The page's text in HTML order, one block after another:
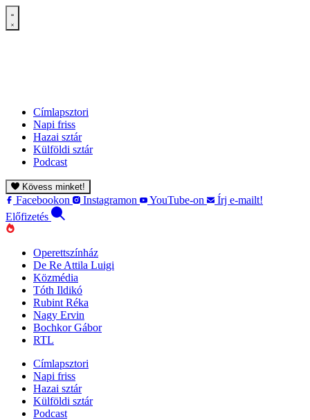
Címlapsztori
Napi friss
Hazai sztár
Külföldi sztár
Podcast
Kövess minket!
Facebookon Instagramon YouTube-on
Írj e-mailt!
Előfizetés
Operettszínház
De Re Attila Luigi
Közmédia
Tóth Ildikó
Rubint Réka
Nagy Ervin
Bochkor Gábor
RTL
Címlapsztori
Napi friss
Hazai sztár
Külföldi sztár
Podcast